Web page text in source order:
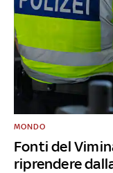
Fonti del
riprendere
MONDO